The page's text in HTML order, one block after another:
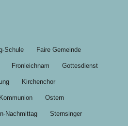
Schule Faire Gemeinde
Fronleichnam Gottesdienst
Kirchenchor
Kommunion Ostern
Nachmittag Sternsinger